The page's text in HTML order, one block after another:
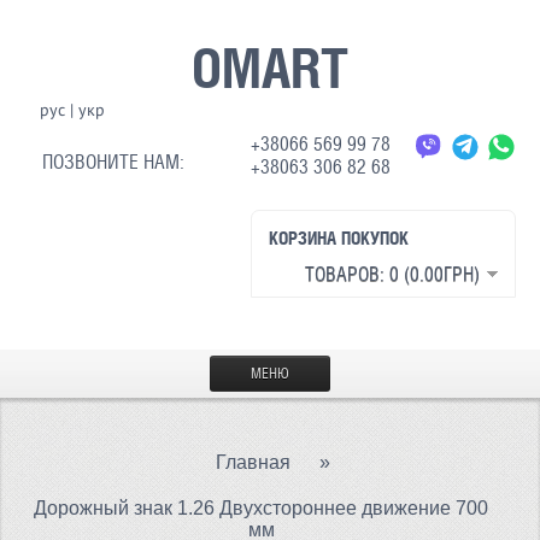
OMART
рус| укр
ПОЗВОНИТЕ НАМ:
+38066 569 99 78
+38063 306 82 68
КОРЗИНА ПОКУПОК
ТОВАРОВ: 0 (0.00ГРН)
МЕНЮ
МАТЕРИАЛЫ
СВЕТООТРАЖАЮЩАЯ ТКАНЬ
Главная »
Дорожный знак 1.26 Двухстороннее движение 700
мм